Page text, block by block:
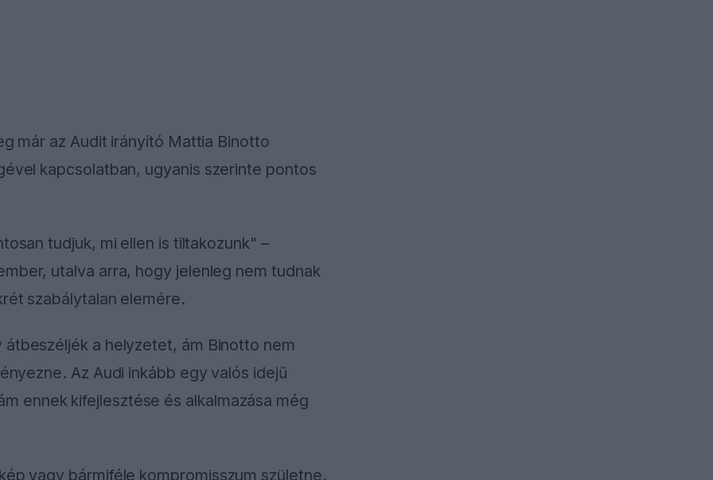
már az Audit irányító Mattia Binotto
kapcsolatban, ugyanis szerinte pontos
tudjuk, mi ellen is tiltakozunk" –
utalva arra, hogy jelenleg nem tudnak
szabálytalan elemére.
a helyzetet, ám Binotto nem
Az Audi inkább egy valós idejű
ennek kifejlesztése és alkalmazása még
vagy bármiféle kompromisszum születne.